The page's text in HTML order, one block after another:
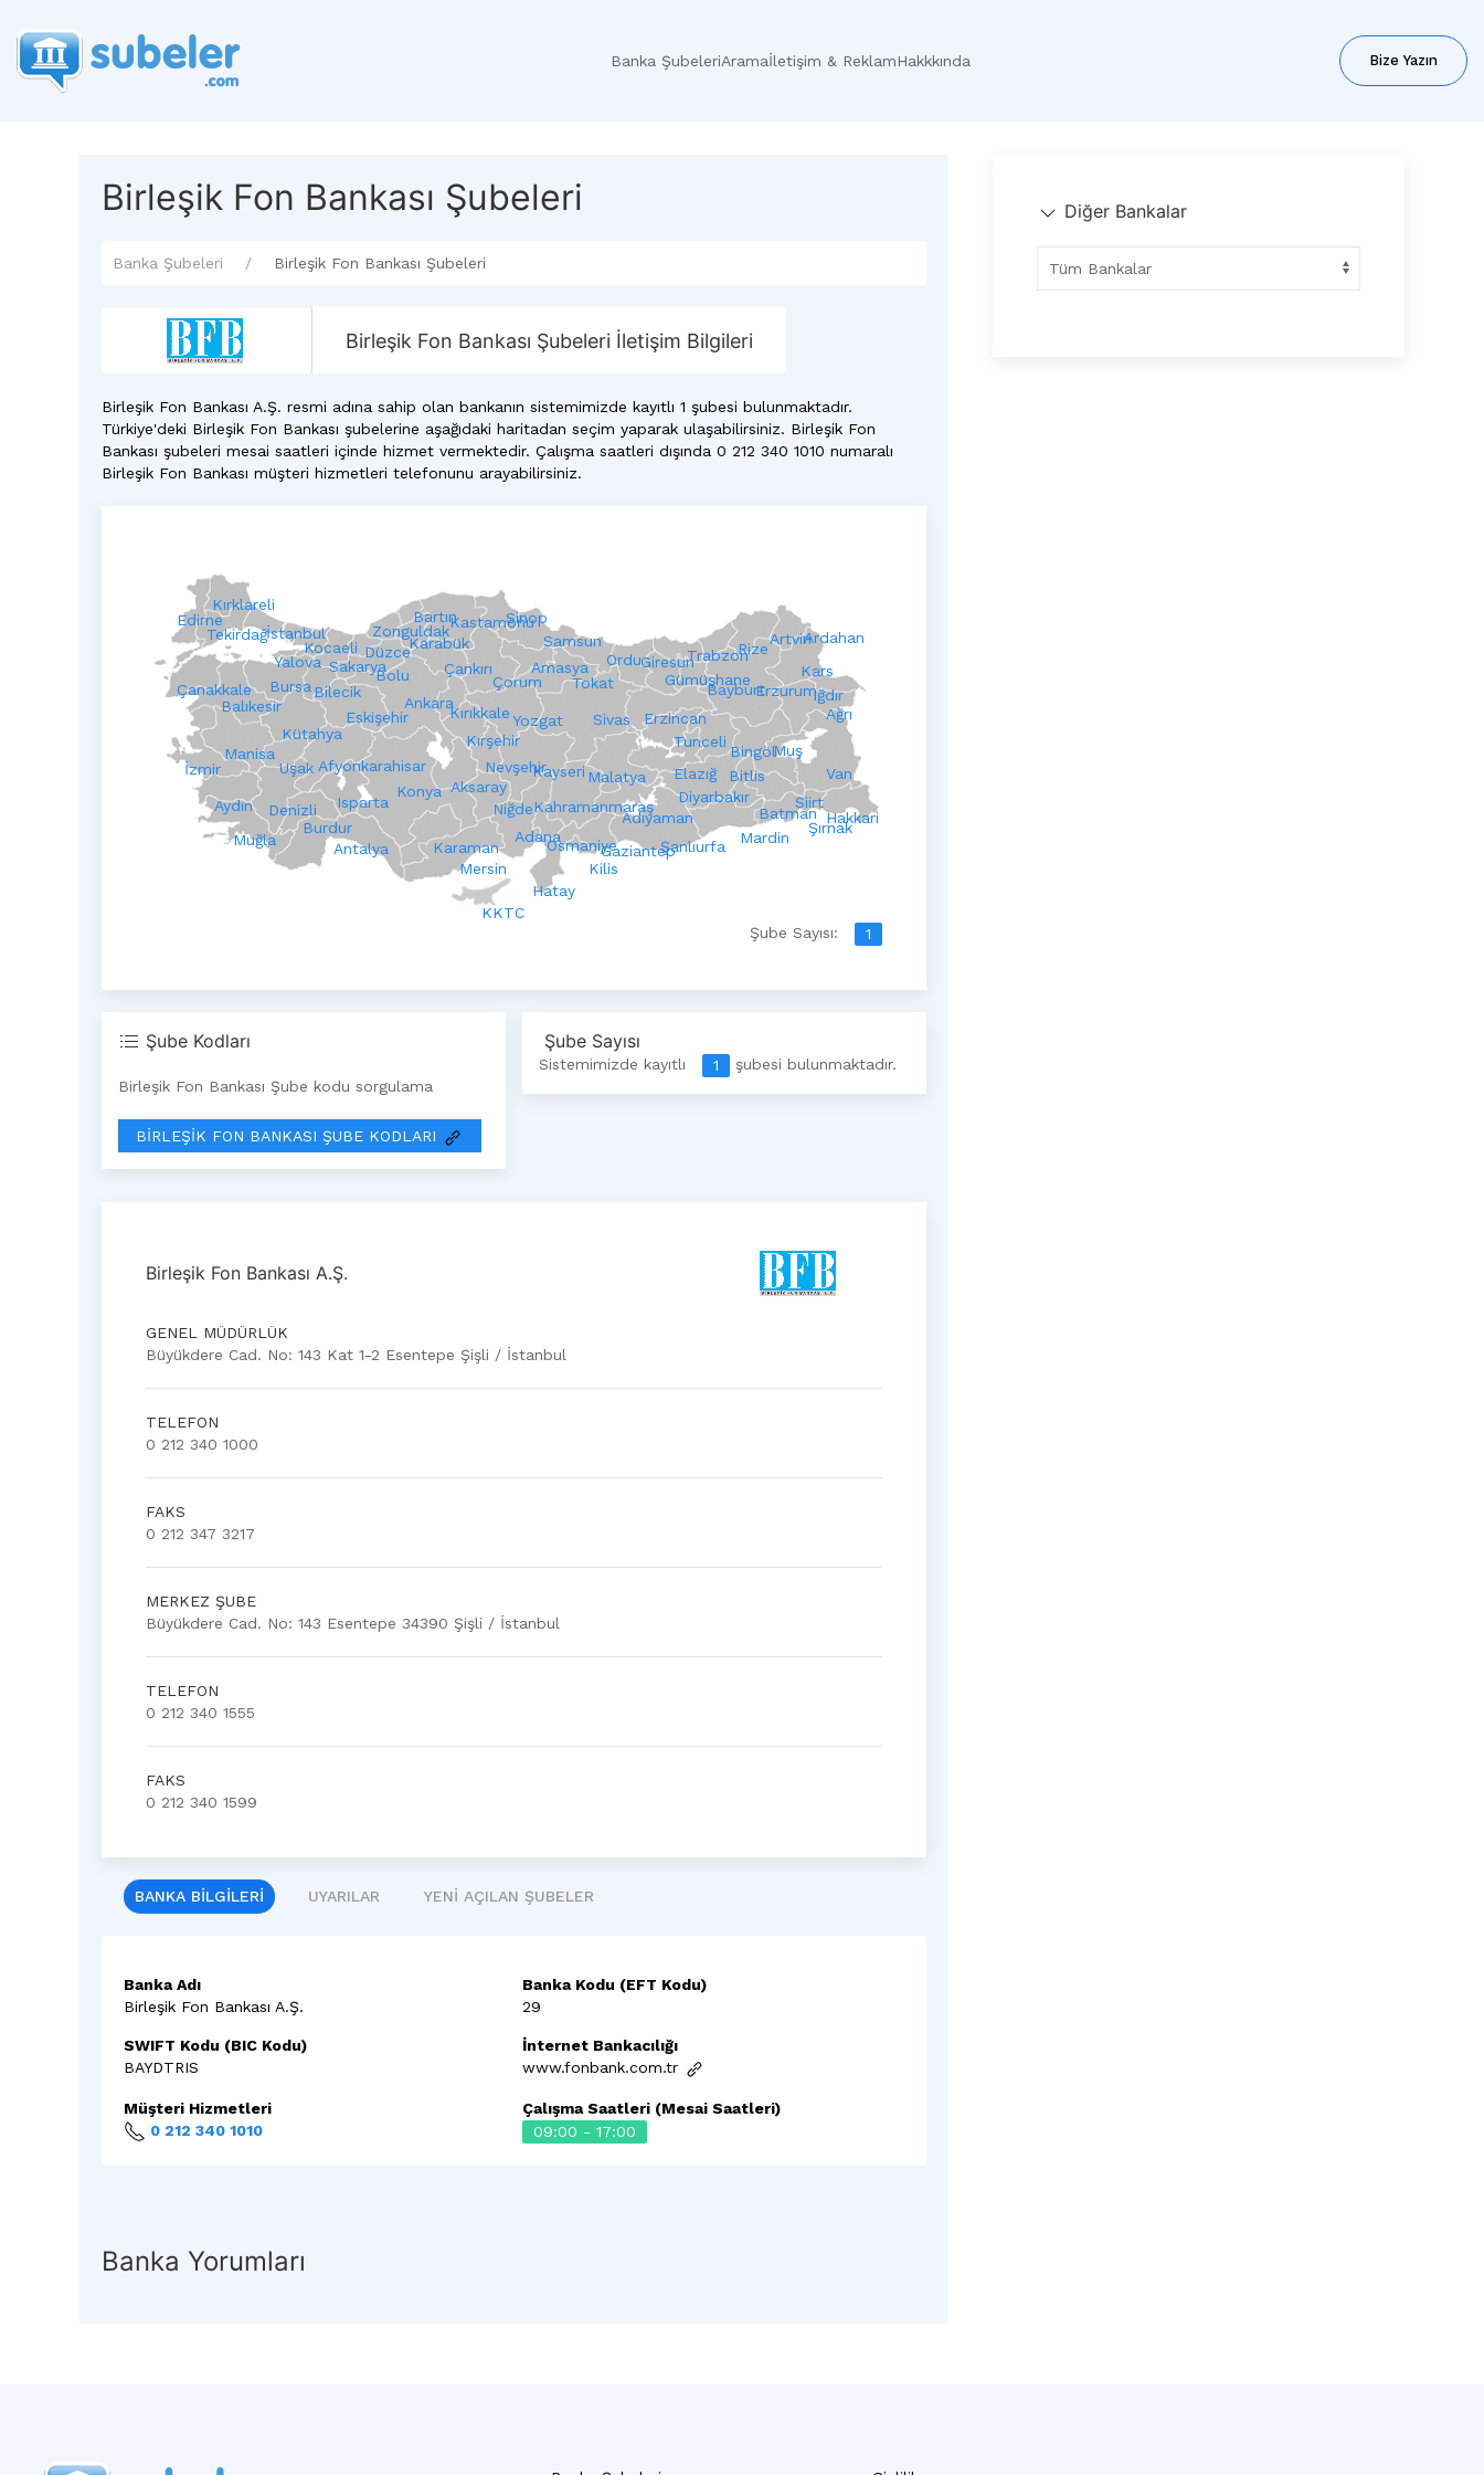
Banka ŞubeleriAramaİletişim & ReklamHakkkında Bize Yazın
Birleşik Fon Bankası Şubeleri
Banka Şubeleri Birleşik Fon Bankası Şubeleri
Birleşik Fon Bankası Şubeleri İletişim Bilgileri
Birleşik Fon Bankası A.Ş. resmi adına sahip olan bankanın sistemimizde kayıtlı 1 şubesi bulunmaktadır.
Türkiye'deki Birleşik Fon Bankası şubelerine aşağıdaki haritadan seçim yaparak ulaşabilirsiniz. Birleşik Fon
Bankası şubeleri mesai saatleri içinde hizmet vermektedir. Çalışma saatleri dışında 0 212 340 1010 numaralı
Birleşik Fon Bankası müşteri hizmetleri telefonunu arayabilirsiniz.
Ankara
Kırklareli
Edirne
Tekirdağ
Çanakkale
Balıkesir
Bursa
Yalova
İstanbul
Kocaeli
Sakarya
Düzce
Zonguldak
Bolu
Bilecik
Eskişehir
Kütahya
Manisa
İzmir
Aydın
Muğla
Denizli
Burdur
Uşak Afyonkarahisar
Isparta
Antalya
Konya
Mersin
KKTC
Karaman
Aksaray
Kırşehir
Kırıkkale
Çankırı
Karabük
BartınKastamonu
Sinop
Çorum
Yozgat
Nevşehir
Niğde
Adana
Hatay
Osmaniye
Kahramanmaraş
Kayseri
Sivas
Tokat
Amasya
Samsun
OrduGiresun
Erzincan
Malatya
Gaziantep
Kilis
Şanlıurfa
Adıyaman
Gümüşhane
TrabzonRize
BayburtErzurum
ArtvinArdahan
Kars
Ağrı
Iğdır
Tunceli
Elazığ
Diyarbakır
Mardin
Batman
Siirt
Şırnak
Bitlis
BingölMuş
Van
Hakkari
Şube Sayısı: 1
Şube Kodları
Birleşik Fon Bankası Şube kodu sorgulama
BIRLEŞIK FON BANKASI ŞUBE KODLARI
Şube Sayısı
Sistemimizde kayıtlı 1 şubesi bulunmaktadır.
Birleşik Fon Bankası A.Ş.
GENEL MÜDÜRLÜK
Büyükdere Cad. No: 143 Kat 1-2 Esentepe Şişli / İstanbul
TELEFON
0 212 340 1000
FAKS
0 212 347 3217
MERKEZ ŞUBE
Büyükdere Cad. No: 143 Esentepe 34390 Şişli / İstanbul
TELEFON
0 212 340 1555
FAKS
0 212 340 1599
BANKA BILGILERI UYARILAR YENI AÇILAN ŞUBELER
Banka Adı
Birleşik Fon Bankası A.Ş.
Banka Kodu (EFT Kodu)
29
SWIFT Kodu (BIC Kodu)
BAYDTRIS
İnternet Bankacılığı
www.fonbank.com.tr
Müşteri Hizmetleri
0 212 340 1010
Çalışma Saatleri (Mesai Saatleri)
09:00 - 17:00
Banka Yorumları
Diğer Bankalar